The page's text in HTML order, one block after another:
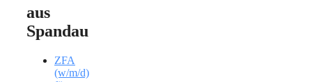
aus
Spandau
ZFA
(w/m/d)